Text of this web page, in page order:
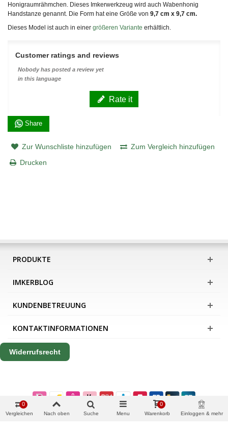
Honigraumrähmchen. Dieses Imkerwerkzeug wird auch Wabenhonig
Handstanze genannt. Die Form hat eine Größe von 9,7 cm x 9,7 cm.
Dieses Model ist auch in einer größeren Variante erhältlich.
Customer ratings and reviews
Nobody has posted a review yet
in this language
Rate it
Share
Zur Wunschliste hinzufügen
Zum Vergleich hinzufügen
Drucken
PRODUKTE
IMKERBLOG
KUNDENBETREUUNG
KONTAKTINFORMATIONEN
Widerrufsrecht
Vergleichen
0
Nach oben Suche Menu Warenkorb
0
Einloggen & mehr